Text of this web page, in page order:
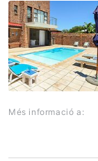
Més informació a: